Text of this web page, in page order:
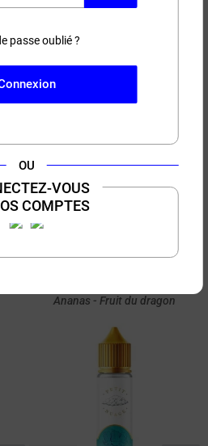
passe oublié ?
OU
VOUS
COMPTES
Granité - Grenade
ml 50 ml
Paris Bali Petit Nuage
Ananas - Fruit du dragon
19,90 €